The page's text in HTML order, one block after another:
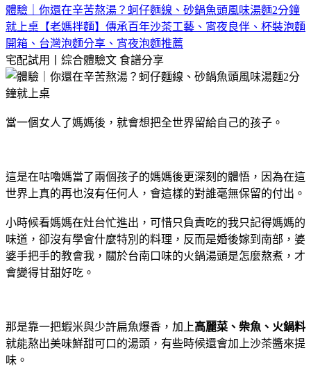
體驗｜你還在辛苦熬湯？蚵仔麵線、砂鍋魚頭風味湯麵2分鐘
就上桌【老媽拌麵】傳承百年沙茶工藝、宵夜良伴、杯裝泡麵
開箱、台灣泡麵分享、宵夜泡麵推薦
宅配試用丨綜合體驗文 食譜分享
當一個女人了媽媽後，就會想把全世界留給自己的孩子。
這是在咕嚕媽當了兩個孩子的媽媽後更深刻的體悟，因為在這
世界上真的再也沒有任何人，會這樣的對誰毫無保留的付出。
小時候看媽媽在灶台忙進出，可惜只負責吃的我只記得媽媽的
味道，卻沒有學會什麼特別的料理，反而是婚後嫁到南部，婆
婆手把手的教會我，關於台南口味的火鍋湯頭是怎麼熬煮，才
會變得甘甜好吃。
那是靠一把蝦米與少許扁魚爆香，加上高麗菜、柴魚、火鍋料
就能熬出美味鮮甜可口的湯頭，有些時候還會加上沙茶醬來提
味。